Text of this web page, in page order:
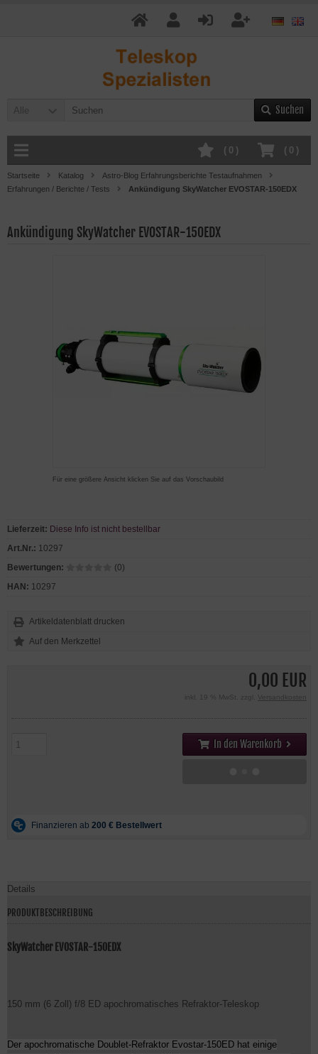
Alle Suchen
( 0 )
( 0 )
Startseite Katalog
Astro-Blog Erfahrungsberichte Testaufnahmen
Erfahrungen / Berichte / Tests
Ankündigung SkyWatcher EVOSTAR-150EDX
Ankündigung SkyWatcher EVOSTAR-150EDX
Für eine größere Ansicht klicken Sie auf das Vorschaubild
0,00 EUR
inkl. 19 % MwSt. zzgl. Versandkosten
In den Warenkorb
Lieferzeit: Diese Info ist nicht bestellbar
Art.Nr.: 10297
Bewertungen:
(0)
HAN: 10297
Artikeldatenblatt drucken
Details
PRODUKTBESCHREIBUNG
SkyWatcher EVOSTAR-150EDX
150 mm (6 Zoll) f/8 ED apochromatisches Refraktor-Teleskop
Der apochromatische Doublet-Refraktor Evostar-150ED hat einige